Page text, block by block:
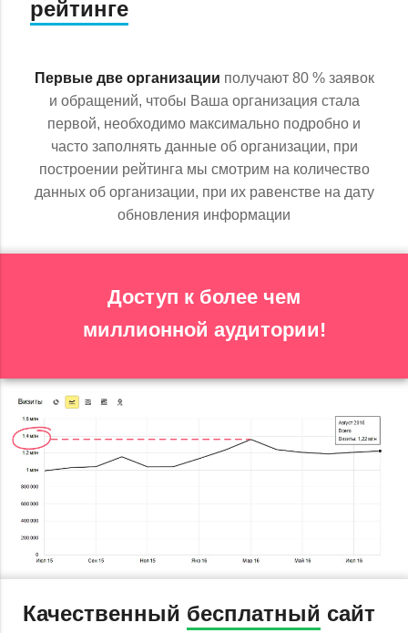
рейтинге
Первые две организации получают 80 % заявок
и обращений, чтобы Ваша организация стала
первой, необходимо максимально подробно и
часто заполнять данные об организации, при
построении рейтинга мы смотрим на количество
данных об организации, при их равенстве на дату
обновления информации
Доступ к более чем
миллионной аудитории!
Качественный бесплатный сайт